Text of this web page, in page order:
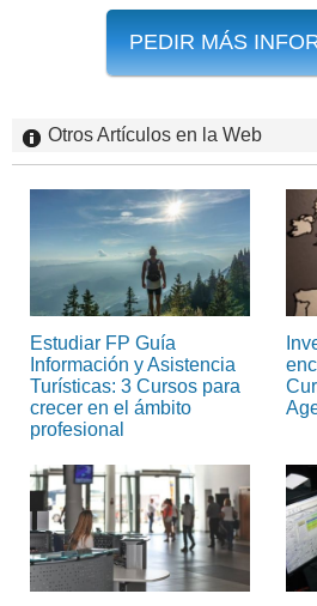
PEDIR MÁS
Otros Artículos en la Web
Estudiar FP Guía
Información y Asistencia
Turísticas: 3 Cursos para
crecer en el ámbito
profesional